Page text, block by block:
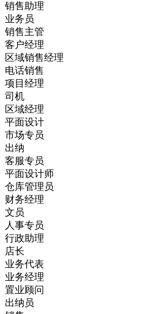
销售助理
业务员
销售主管
客户经理
区域销售经理
电话销售
项目经理
司机
区域经理
平面设计
市场专员
出纳
客服专员
平面设计师
仓库管理员
财务经理
文员
人事专员
行政助理
店长
业务代表
业务经理
置业顾问
出纳员